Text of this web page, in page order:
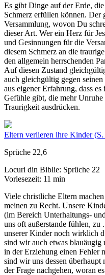
Es gibt Dinge auf der Erde,
Schmerz erfüllen können. Der
Versammlung, wovon Du
dieser Art. Wer ein Herz für
und Gesinnungen für die
diesem Schmerz an die
den allgemein herrschenden
Auf diesen Zustand
auch gleichgültig gegen
aus eigener Erfahrung, dass
Gefühle gibt, die mehr
Traurigkeit ausdrücken.
Eltern verlieren ihre Kinder(S.
Sprüche 22,6
Locuri din Biblie: Sprüche
Vorlesezeit: 11 min
Viele christliche Eltern
meinen zu Recht. Unsere
(im Bereich Unterhaltungs-
uns oft außerstande fühlen, zu
unserer Kinder noch wirklich
sind wir auch etwas
in der Erziehung einen Fehler
sind wir uns dessen
der Frage nachgehen, woran